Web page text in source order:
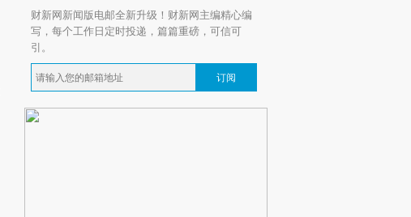
财新网新闻版电邮全新升级！财新网主编精心编
写，每个工作日定时投递，篇篇重磅，可信可
引。
订阅